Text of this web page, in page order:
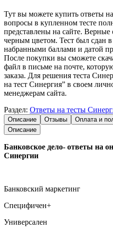
Тут вы можете купить ответы
вопросы в купленном тесте
представлены на сайте.
черным цветом. Тест был сдан
набранными баллами и датой
После покупки вы сможете
файл в письме на почте,
заказа. Для решения теста
на тест Синергия” в своем
менеджерам сайта.
Раздел: Ответы на тесты
Описание Отзывы
Оплата и
Описание
Банковское дело- ответы на
Синергии
Банковский маркетинг
Специфичен+
Универсален